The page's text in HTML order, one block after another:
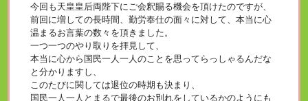
今回も天皇皇后両陛下にご会釈賜る機会を頂けたのですが、
前回に増しての長時間、勤労奉仕の面々に対して、本当に心
温まるお言葉の数々を頂きました。
一つ一つのやり取りを拝見して、
本当に心から国民一人一人のことを思ってらっしゃるんだな
と分かりますし、
このたびに関しては退位の時期も決まり、
国民一人一人とまるで最後のお別れをしているかのようにも